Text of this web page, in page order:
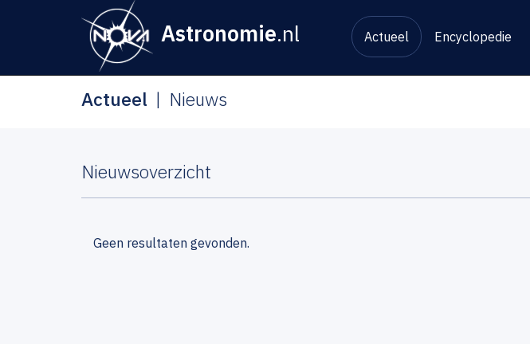
Astronomie.nl Actueel Encyclopedie
Actueel Nieuws
Nieuwsoverzicht
Geen resultaten gevonden.